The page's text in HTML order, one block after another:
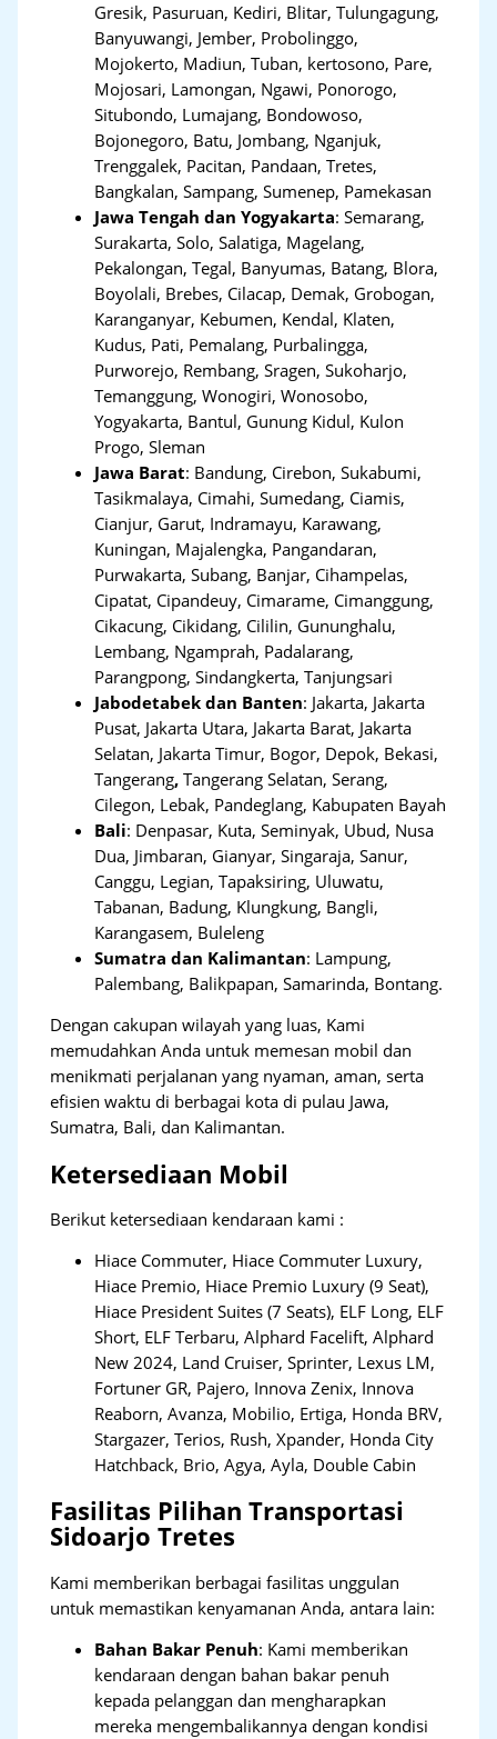
Gresik, Pasuruan, Kediri, Blitar, Tulungagung,
Banyuwangi, Jember, Probolinggo,
Mojokerto, Madiun, Tuban, kertosono, Pare,
Mojosari, Lamongan, Ngawi, Ponorogo,
Situbondo, Lumajang, Bondowoso,
Bojonegoro, Batu, Jombang, Nganjuk,
Trenggalek, Pacitan, Pandaan, Tretes,
Bangkalan, Sampang, Sumenep, Pamekasan
Jawa Tengah dan Yogyakarta:Semarang,
Surakarta, Solo, Salatiga, Magelang,
Pekalongan, Tegal, Banyumas, Batang, Blora,
Boyolali, Brebes, Cilacap, Demak, Grobogan,
Karanganyar, Kebumen, Kendal, Klaten,
Kudus, Pati, Pemalang, Purbalingga,
Purworejo, Rembang, Sragen, Sukoharjo,
Temanggung, Wonogiri, Wonosobo,
Yogyakarta, Bantul, Gunung Kidul, Kulon
Progo, Sleman
Jawa Barat: Bandung, Cirebon, Sukabumi,
Tasikmalaya, Cimahi, Sumedang, Ciamis,
Cianjur, Garut, Indramayu, Karawang,
Kuningan, Majalengka, Pangandaran,
Purwakarta, Subang, Banjar, Cihampelas,
Cipatat, Cipandeuy, Cimarame, Cimanggung,
Cikacung, Cikidang, Cililin, Gununghalu,
Lembang, Ngamprah, Padalarang,
Parangpong, Sindangkerta, Tanjungsari
Jabodetabek dan Banten: Jakarta, Jakarta
Pusat, Jakarta Utara, Jakarta Barat, Jakarta
Selatan, Jakarta Timur, Bogor, Depok, Bekasi,
Tangerang,Tangerang Selatan, Serang,
Cilegon, Lebak, Pandeglang, Kabupaten Bayah
Bali: Denpasar, Kuta, Seminyak, Ubud, Nusa
Dua, Jimbaran, Gianyar, Singaraja, Sanur,
Canggu, Legian, Tapaksiring, Uluwatu,
Tabanan, Badung, Klungkung, Bangli,
Karangasem, Buleleng
Sumatra dan Kalimantan: Lampung,
Palembang, Balikpapan, Samarinda, Bontang.
Dengan cakupan wilayah yang luas, Kami
memudahkan Anda untuk memesan mobil dan
menikmati perjalanan yang nyaman, aman, serta
efisien waktu di berbagai kota di pulau Jawa,
Sumatra, Bali, dan Kalimantan.
Ketersediaan Mobil
Berikut ketersediaan kendaraan kami :
Hiace Commuter, Hiace Commuter Luxury,
Hiace Premio, Hiace Premio Luxury (9 Seat),
Hiace President Suites (7 Seats), ELF Long, ELF
Short, ELF Terbaru, Alphard Facelift, Alphard
New 2024, Land Cruiser, Sprinter, Lexus LM,
Fortuner GR, Pajero, Innova Zenix, Innova
Reaborn, Avanza, Mobilio, Ertiga, Honda BRV,
Stargazer, Terios, Rush, Xpander, Honda City
Hatchback, Brio, Agya, Ayla, Double Cabin
Fasilitas Pilihan Transportasi
Sidoarjo Tretes
Kami memberikan berbagai fasilitas unggulan
untuk memastikan kenyamanan Anda, antara lain:
Bahan Bakar Penuh: Kami memberikan
kendaraan dengan bahan bakar penuh
kepada pelanggan dan mengharapkan
mereka mengembalikannya dengan kondisi